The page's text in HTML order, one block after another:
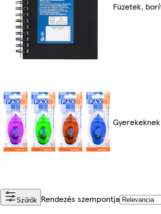
Füzetek,
Gyerekeknek
Szűrők Rendezés szempontja